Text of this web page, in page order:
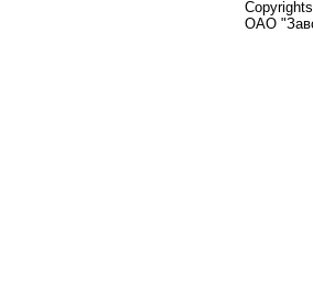
ОАО